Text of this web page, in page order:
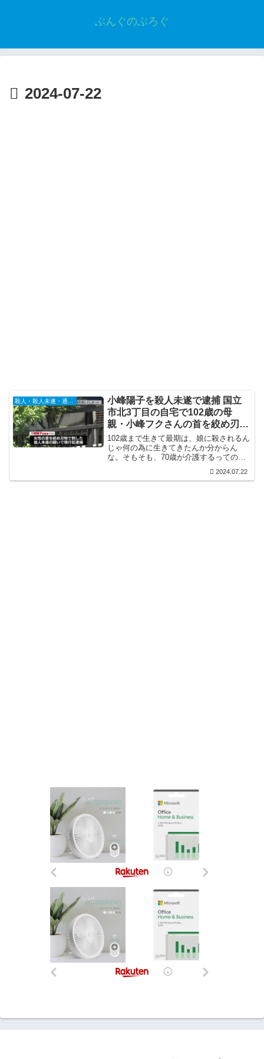
ぶんぐのぶろぐ
2024-07-22
小峰陽子を殺人未遂で逮捕 国立
市北3丁目の自宅で102歳の母
親・小峰フクさんの首を絞め刃物
で刺す 「介護がきつくなった」
102歳まで生きて最期は、娘に殺されるん
じゃ何の為に生きてきたんか分からん
な。そもそも、70歳が介護するってのが
す為にも安楽死を認めるべきですわ。
2024.07.22